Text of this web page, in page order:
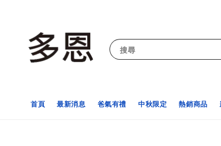
搜尋
首頁 最新消息 爸氣有禮 中秋限定 熱銷商品